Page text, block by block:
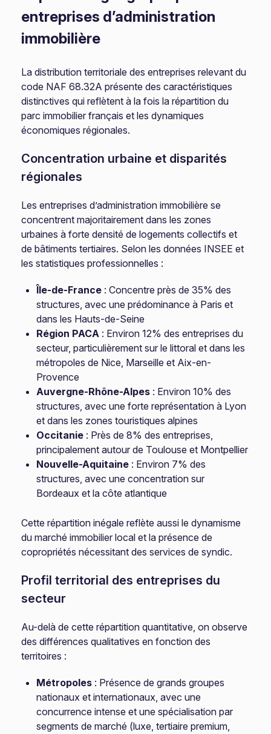
entreprises d’administration
immobilière
La distribution territoriale des entreprises relevant du
code NAF 68.32A présente des caractéristiques
distinctives qui reflètent à la fois la répartition du
parc immobilier français et les dynamiques
économiques régionales.
Concentration urbaine et disparités
régionales
Les entreprises d’administration immobilière se
concentrent majoritairement dans les zones
urbaines à forte densité de logements collectifs et
de bâtiments tertiaires. Selon les données INSEE et
les statistiques professionnelles :
Île-de-France : Concentre près de 35% des
structures, avec une prédominance à Paris et
dans les Hauts-de-Seine
Région PACA : Environ 12% des entreprises du
secteur, particulièrement sur le littoral et dans les
métropoles de Nice, Marseille et Aix-en-
Provence
Auvergne-Rhône-Alpes : Environ 10% des
structures, avec une forte représentation à Lyon
et dans les zones touristiques alpines
Occitanie : Près de 8% des entreprises,
principalement autour de Toulouse et Montpellier
Nouvelle-Aquitaine : Environ 7% des
structures, avec une concentration sur
Bordeaux et la côte atlantique
Cette répartition inégale reflète aussi le dynamisme
du marché immobilier local et la présence de
copropriétés nécessitant des services de syndic.
Profil territorial des entreprises du
secteur
Au-delà de cette répartition quantitative, on observe
des différences qualitatives en fonction des
territoires :
Métropoles : Présence de grands groupes
nationaux et internationaux, avec une
concurrence intense et une spécialisation par
segments de marché (luxe, tertiaire premium,